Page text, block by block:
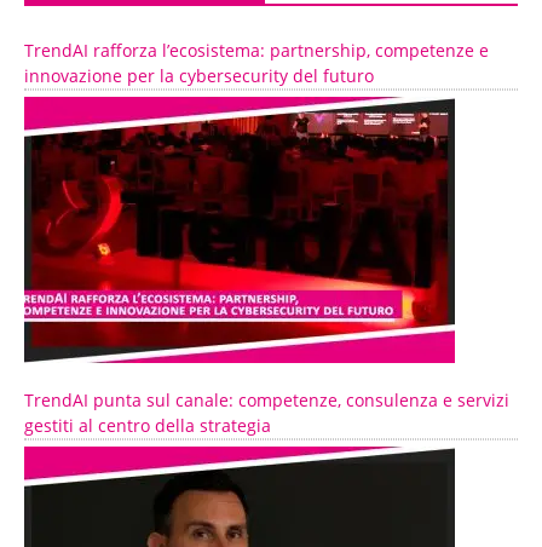
TrendAI rafforza l’ecosistema: partnership, competenze e
innovazione per la cybersecurity del futuro
TrendAI punta sul canale: competenze, consulenza e servizi
gestiti al centro della strategia